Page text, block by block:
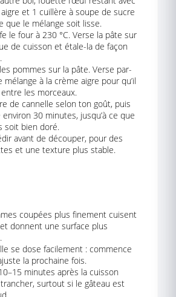
et 1 cuillère à soupe de sucre
que le mélange soit lisse.
le four à 230 °C. Verse la pâte sur
de cuisson et étale-la de façon
pommes sur la pâte. Verse par-
mélange à la crème aigre pour qu’il
entre les morceaux.
de cannelle selon ton goût, puis
30 minutes, jusqu’à ce que
soit bien doré.
avant de découper, pour des
et une texture plus stable.
coupées plus finement cuisent
donnent une surface plus
se dose facilement : commence
la prochaine fois.
minutes après la cuisson
surtout si le gâteau est